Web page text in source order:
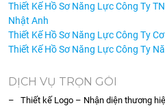
Thiết Kế Hồ Sơ Năng Lực Công Ty
Nhật Anh
Thiết Kế Hồ Sơ Năng Lực Công Ty
Thiết Kế Hồ Sơ Năng Lực Công Ty
DỊCH VỤ TRỌN GÓI
– Thiết kế Logo – Nhận diện thương